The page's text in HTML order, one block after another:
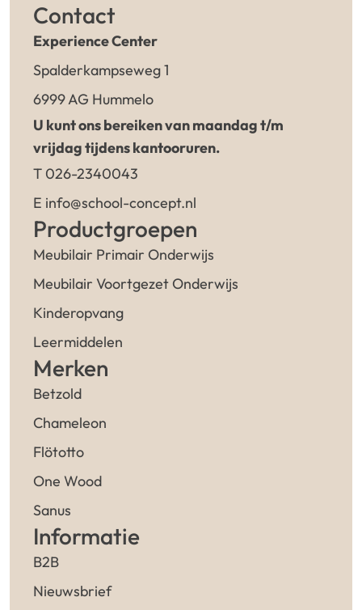
Contact
Experience Center
Spalderkampseweg 1
6999 AG Hummelo
U kunt ons bereiken van maandag t/m
vrijdag tijdens kantooruren.
T 026-2340043
E info@school-concept.nl
Productgroepen
Meubilair Primair Onderwijs
Meubilair Voortgezet Onderwijs
Kinderopvang
Leermiddelen
Merken
Betzold
Chameleon
Flötotto
One Wood
Sanus
Informatie
B2B
Nieuwsbrief